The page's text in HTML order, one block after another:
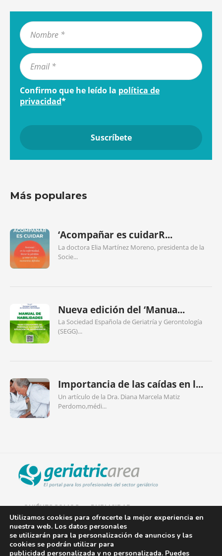
Confirmo que he leído la política de
privacidad*
Más populares
‘Acompañar es cuidarR...
La doctora Elia Martínez Moreno, presidenta de la
Socie...
Nueva edición del ‘Manua...
La Sociedad Española de Geriatría y Gerontología
(SEGG)...
Importancia de las caídas en l...
Un artículo de la Dra. Diana Marcela Matiz
Perdomo,médi...
QUIÉNES SOMOS PUBLICIDAD
AVISO LEGAL
POLÍTICA DE COOKIES
Utilizamos cookies para ofrecerte la mejor experiencia en
nuestra web. Los datos personales
se utilizarán para la personalización de anuncios y las
cookies se podrán utilizar para
publicidad personalizada y no personalizada. Puedes